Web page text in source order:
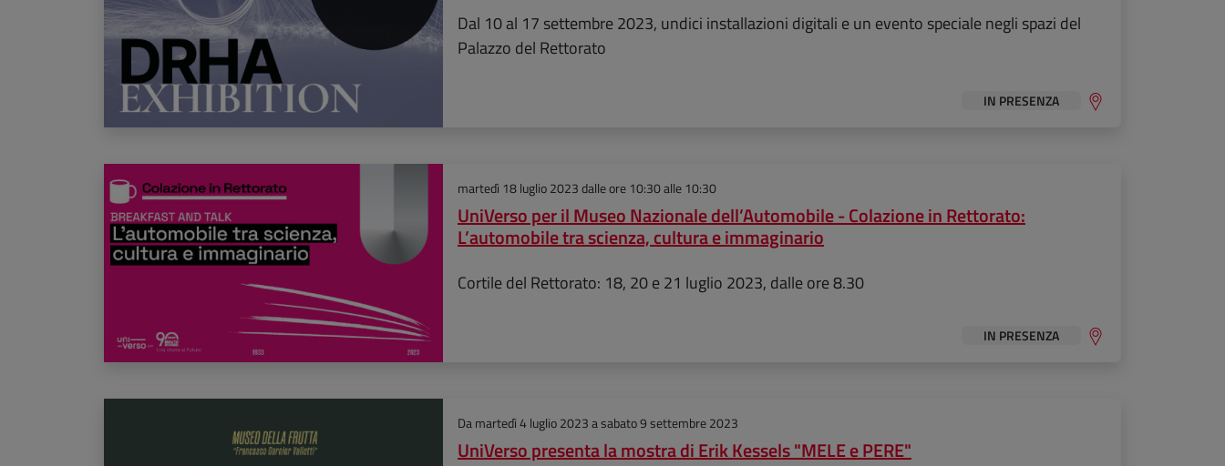
Dal 10 al 17 settembre 2023, undici installazioni digitali e un evento speciale negli spazi del
Palazzo del Rettorato
IN PRESENZA
martedì 18 luglio 2023dalle ore 10:30 alle 10:30
UniVerso per il Museo Nazionale dell’Automobile - Colazione in Rettorato:
L’automobile tra scienza, cultura e immaginario
Cortile del Rettorato: 18, 20 e 21 luglio 2023, dalle ore 8.30
IN PRESENZA
Damartedì 4 luglio 2023asabato 9 settembre 2023
UniVerso presenta la mostra di Erik Kessels "MELE e PERE"